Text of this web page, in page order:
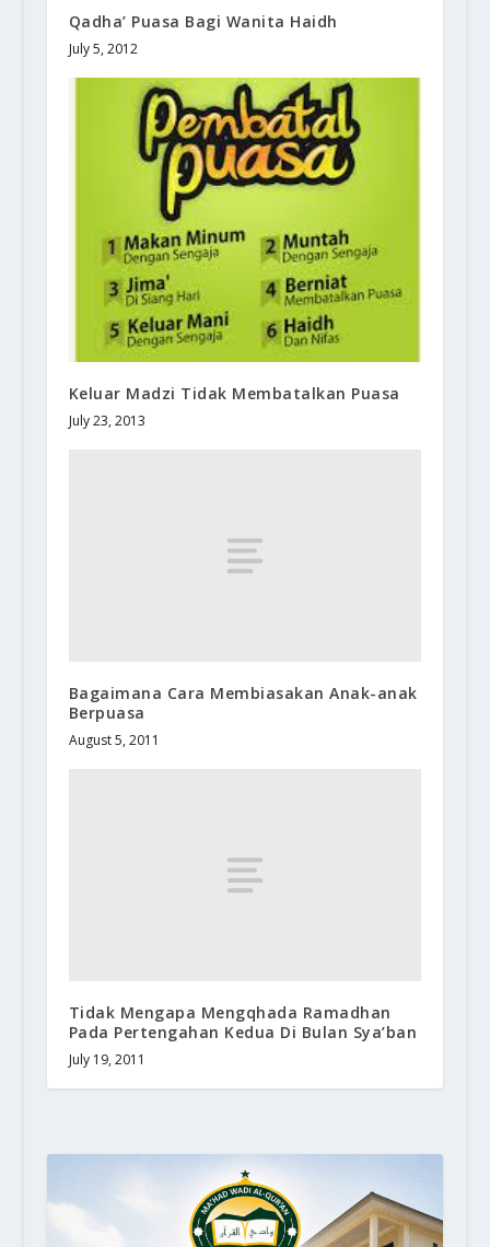
Qadha’ Puasa Bagi Wanita Haidh
July 5, 2012
Keluar Madzi Tidak Membatalkan Puasa
July 23, 2013
Bagaimana Cara Membiasakan Anak-anak
Berpuasa
August 5, 2011
Tidak Mengapa Mengqhada Ramadhan
Pada Pertengahan Kedua Di Bulan Sya’ban
July 19, 2011